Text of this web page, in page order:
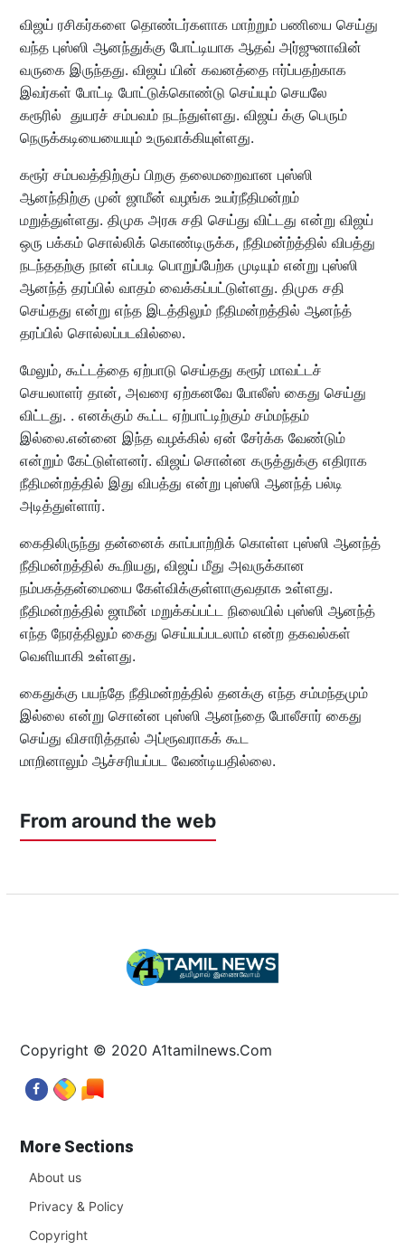
விஜய் ரசிகர்களை தொண்டர்களாக மாற்றும் பணியை செய்து
வந்த புஸ்ஸி ஆனந்துக்கு போட்டியாக ஆதவ் அர்ஜுனாவின்
வருகை இருந்தது. விஜய் யின் கவனத்தை ஈர்ப்பதற்காக
இவர்கள் போட்டி போட்டுக்கொண்டு செய்யும் செயலே
கரூரில் துயரச் சம்பவம் நடந்துள்ளது. விஜய் க்கு பெரும்
நெருக்கடியையையும் உருவாக்கியுள்ளது.
கரூர் சம்பவத்திற்குப் பிறகு தலைமறைவான புஸ்ஸி
ஆனந்திற்கு முன் ஜாமீன் வழங்க உயர்நீதிமன்றம்
மறுத்துள்ளது. திமுக அரசு சதி செய்து விட்டது என்று விஜய்
ஒரு பக்கம் சொல்லிக் கொண்டிருக்க, நீதிமன்ற்த்தில் விபத்து
நடந்ததற்கு நான் எப்படி பொறுப்பேற்க முடியும் என்று புஸ்ஸி
ஆனந்த் தரப்பில் வாதம் வைக்கப்பட்டுள்ளது. திமுக சதி
செய்தது என்று எந்த இடத்திலும் நீதிமன்றத்தில் ஆனந்த்
தரப்பில் சொல்லப்படவில்லை.
மேலும், கூட்டத்தை ஏற்பாடு செய்தது கரூர் மாவட்டச்
செயலாளர் தான், அவரை ஏற்கனவே போலீஸ் கைது செய்து
விட்டது. . எனக்கும் கூட்ட ஏற்பாட்டிற்கும் சம்மந்தம்
இல்லை.என்னை இந்த வழக்கில் ஏன் சேர்க்க வேண்டும்
என்றும் கேட்டுள்ளனர். விஜய் சொன்ன கருத்துக்கு எதிராக
நீதிமன்றத்தில் இது விபத்து என்று புஸ்ஸி ஆனந்த் பல்டி
அடித்துள்ளார்.
கைதிலிருந்து தன்னைக் காப்பாற்றிக் கொள்ள புஸ்ஸி ஆனந்த்
நீதிமன்றத்தில் கூறியது, விஜய் மீது அவருக்கான
நம்பகத்தன்மையை கேள்விக்குள்ளாகுவதாக உள்ளது.
நீதிமன்றத்தில் ஜாமீன் மறுக்கப்பட்ட நிலையில் புஸ்ஸி ஆனந்த்
எந்த நேரத்திலும் கைது செய்யப்படலாம் என்ற தகவல்கள்
வெளியாகி உள்ளது.
கைதுக்கு பயந்தே நீதிமன்றத்தில் தனக்கு எந்த சம்மந்தமும்
இல்லை என்று சொன்ன புஸ்ஸி ஆனந்தை போலீசார் கைது
செய்து விசாரித்தால் அப்ரூவராகக் கூட
மாறினாலும் ஆச்சரியப்பட வேண்டியதில்லை.
From around the web
Copyright © 2020 A1tamilnews.Com
More Sections
About us
Privacy & Policy
Copyright